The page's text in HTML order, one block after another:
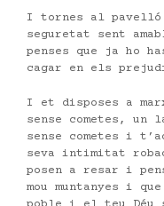
I tornes al pavelló
seguretat sent
penses que ja ho
cagar en els
I et disposes a
sense cometes, un
sense cometes i
seva intimitat
posen a resar i
mou muntanyes i